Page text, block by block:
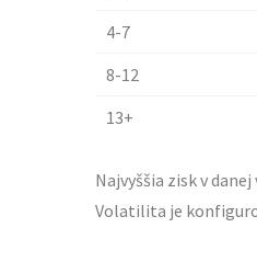
4-7
8-12
13+
Najvyššia zisk v
Volatilita je